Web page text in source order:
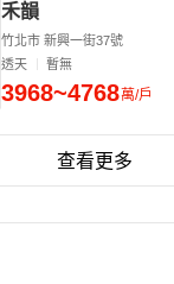
禾韻
竹北市 新興一街37號
透天
暫無
3968~4768萬/戶
查看更多